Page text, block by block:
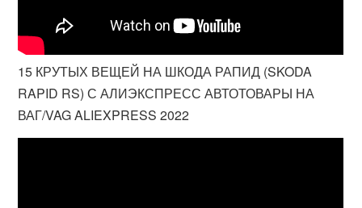
15 КРУТЫХ ВЕЩЕЙ НА ШКОДА РАПИД (SKODA
RAPID RS) С АЛИЭКСПРЕСС АВТОТОВАРЫ НА
ВАГ/VAG ALIEXPRESS 2022